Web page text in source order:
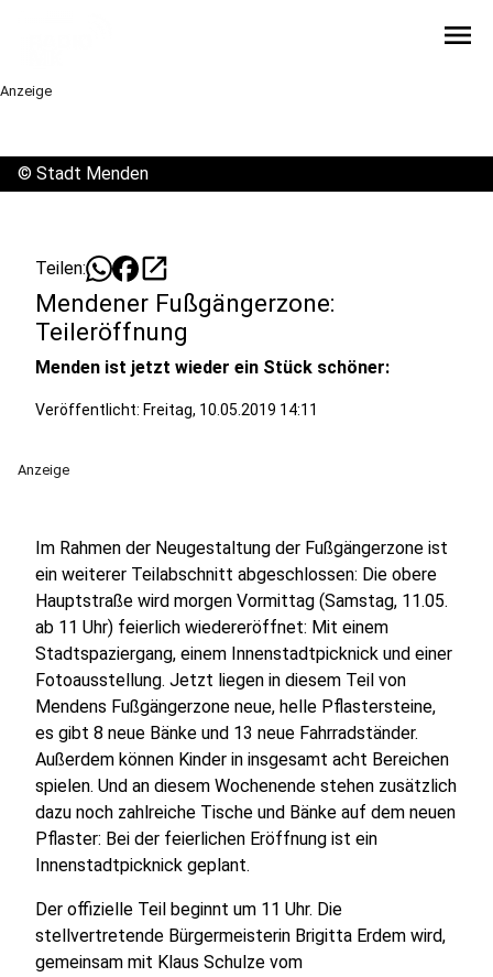
menu
Anzeige
© Stadt Menden
Teilen: open_in_new
Mendener Fußgängerzone:
Teileröffnung
Menden ist jetzt wieder ein Stück schöner:
Veröffentlicht: Freitag, 10.05.2019 14:11
Anzeige
Im Rahmen der Neugestaltung der Fußgängerzone ist
ein weiterer Teilabschnitt abgeschlossen: Die obere
Hauptstraße wird morgen Vormittag (Samstag, 11.05.
ab 11 Uhr) feierlich wiedereröffnet: Mit einem
Stadtspaziergang, einem Innenstadtpicknick und einer
Fotoausstellung. Jetzt liegen in diesem Teil von
Mendens Fußgängerzone neue, helle Pflastersteine,
es gibt 8 neue Bänke und 13 neue Fahrradständer.
Außerdem können Kinder in insgesamt acht Bereichen
spielen. Und an diesem Wochenende stehen zusätzlich
dazu noch zahlreiche Tische und Bänke auf dem neuen
Pflaster: Bei der feierlichen Eröffnung ist ein
Innenstadtpicknick geplant.
Der offizielle Teil beginnt um 11 Uhr. Die
stellvertretende Bürgermeisterin Brigitta Erdem wird,
gemeinsam mit Klaus Schulze vom